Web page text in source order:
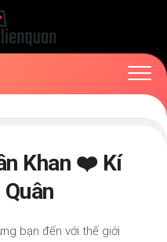
Khan ❤️ Kí
bạn đến với thế giới